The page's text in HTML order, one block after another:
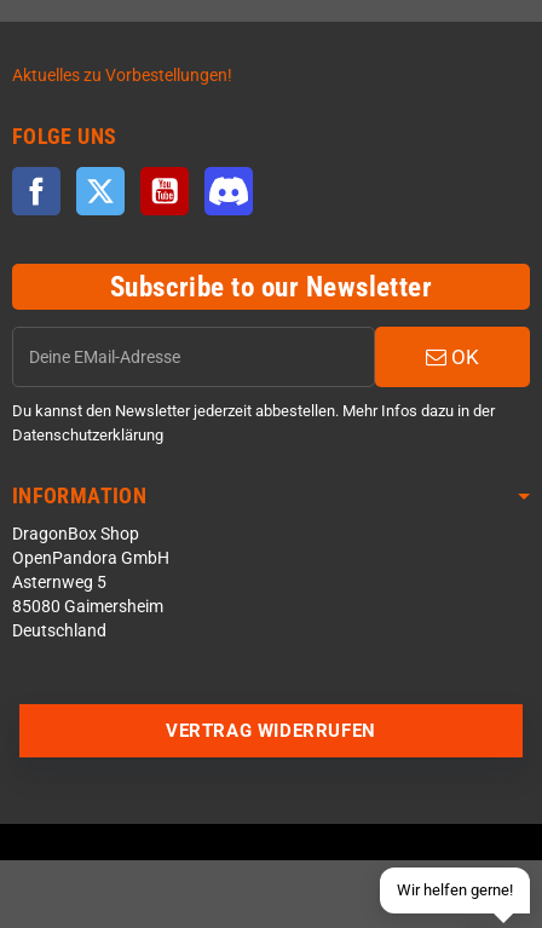
Aktuelles zu Vorbestellungen!
FOLGE UNS
Facebook Twitter YouTube
Subscribe to our Newsletter
OK
Du kannst den Newsletter jederzeit abbestellen. Mehr Infos dazu in der
Datenschutzerklärung
INFORMATION
DragonBox Shop
OpenPandora GmbH
Asternweg 5
85080 Gaimersheim
Deutschland
Wir helfen gerne!
Schick uns eine eMail
VERTRAG WIDERRUFEN